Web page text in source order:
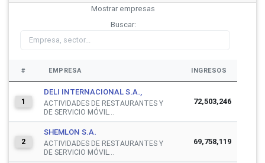
Mostrar empresas
Buscar:
# EMPRESA INGRESOS
1
DELI INTERNACIONAL S.A.,
ACTIVIDADES DE RESTAURANTES Y
DE SERVICIO MÓVIL...
72,503,246
2
SHEMLON S.A.
ACTIVIDADES DE RESTAURANTES Y
DE SERVICIO MÓVIL...
69,758,119